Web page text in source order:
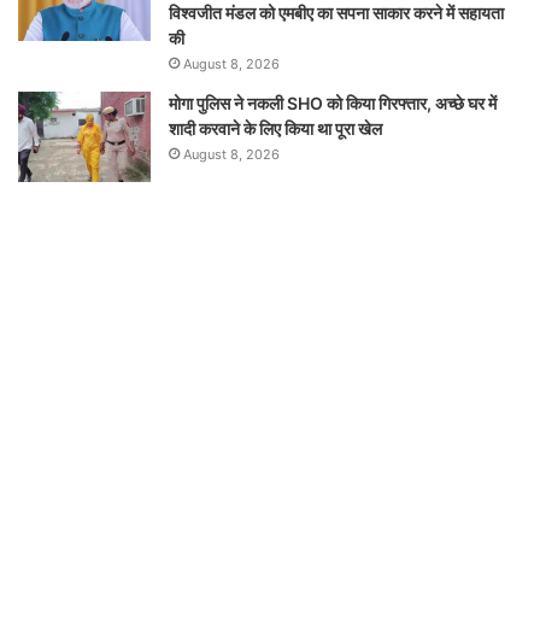
विश्वजीत मंडल को एमबीए का सपना साकार करने में सहायता
की
August 8, 2026
मोगा पुलिस ने नकली SHO को किया गिरफ्तार, अच्छे घर में
शादी करवाने के लिए किया था पूरा खेल
August 8, 2026